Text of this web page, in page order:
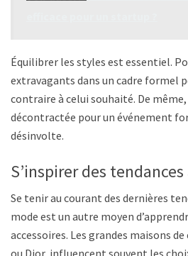
Équilibrer les styles est essentiel.
extravagants dans un cadre formel
contraire à celui souhaité. De
décontractée pour un événement
désinvolte.
S’inspirer des
Se tenir au courant des dernières
mode est un autre moyen
accessoires. Les grandes maisons